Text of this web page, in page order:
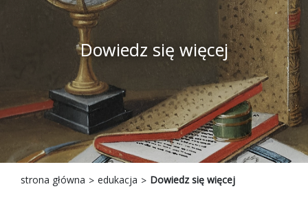
Dowiedz się więcej
strona główna edukacja Dowiedz się więcej